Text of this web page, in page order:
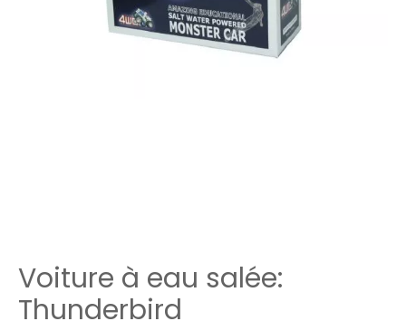
Voiture à eau salée:
Thunderbird